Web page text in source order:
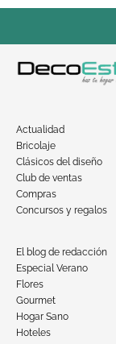
Actualidad
Bricolaje
Clásicos del diseño
Club de ventas
Compras
Concursos y regalos
El blog de redacción
Especial Verano
Flores
Gourmet
Hogar Sano
Hoteles